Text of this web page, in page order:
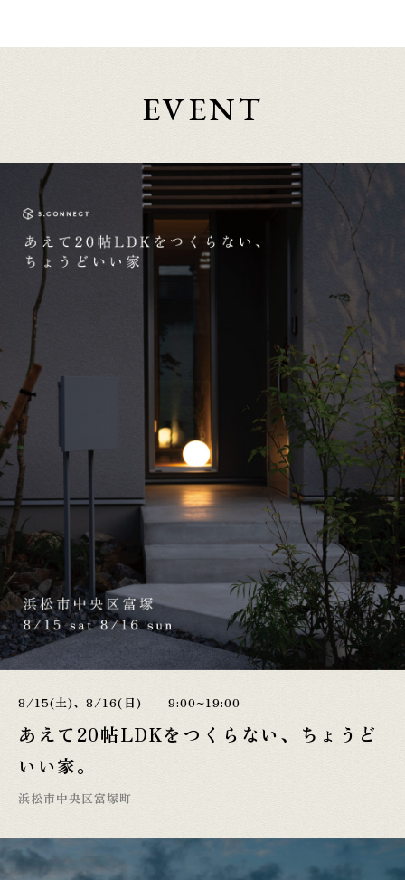
EVENT
8/15(土)、8/16(日) 9:00~19:00
あえて20帖LDKをつくらない、ちょうど
いい家。
浜松市中央区富塚町